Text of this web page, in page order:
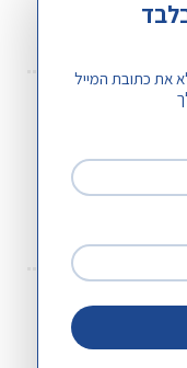
שרעבי.
עצומה,
דוברצקי.
הפקולטה לרפואה חיפה
הטיפול התרופתי
את כתובת המייל